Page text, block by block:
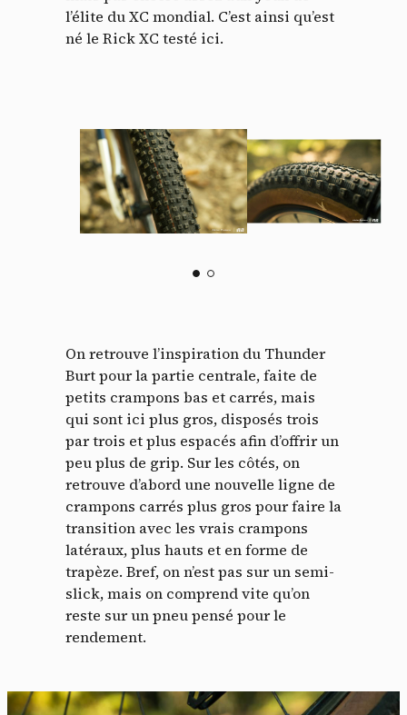
l’élite du XC mondial. C’est ainsi qu’est
né le Rick XC testé ici.
On retrouve l’inspiration du Thunder
Burt pour la partie centrale, faite de
petits crampons bas et carrés, mais
qui sont ici plus gros, disposés trois
par trois et plus espacés afin d’offrir un
peu plus de grip. Sur les côtés, on
retrouve d’abord une nouvelle ligne de
crampons carrés plus gros pour faire la
transition avec les vrais crampons
latéraux, plus hauts et en forme de
trapèze. Bref, on n’est pas sur un semi-
slick, mais on comprend vite qu’on
reste sur un pneu pensé pour le
rendement.